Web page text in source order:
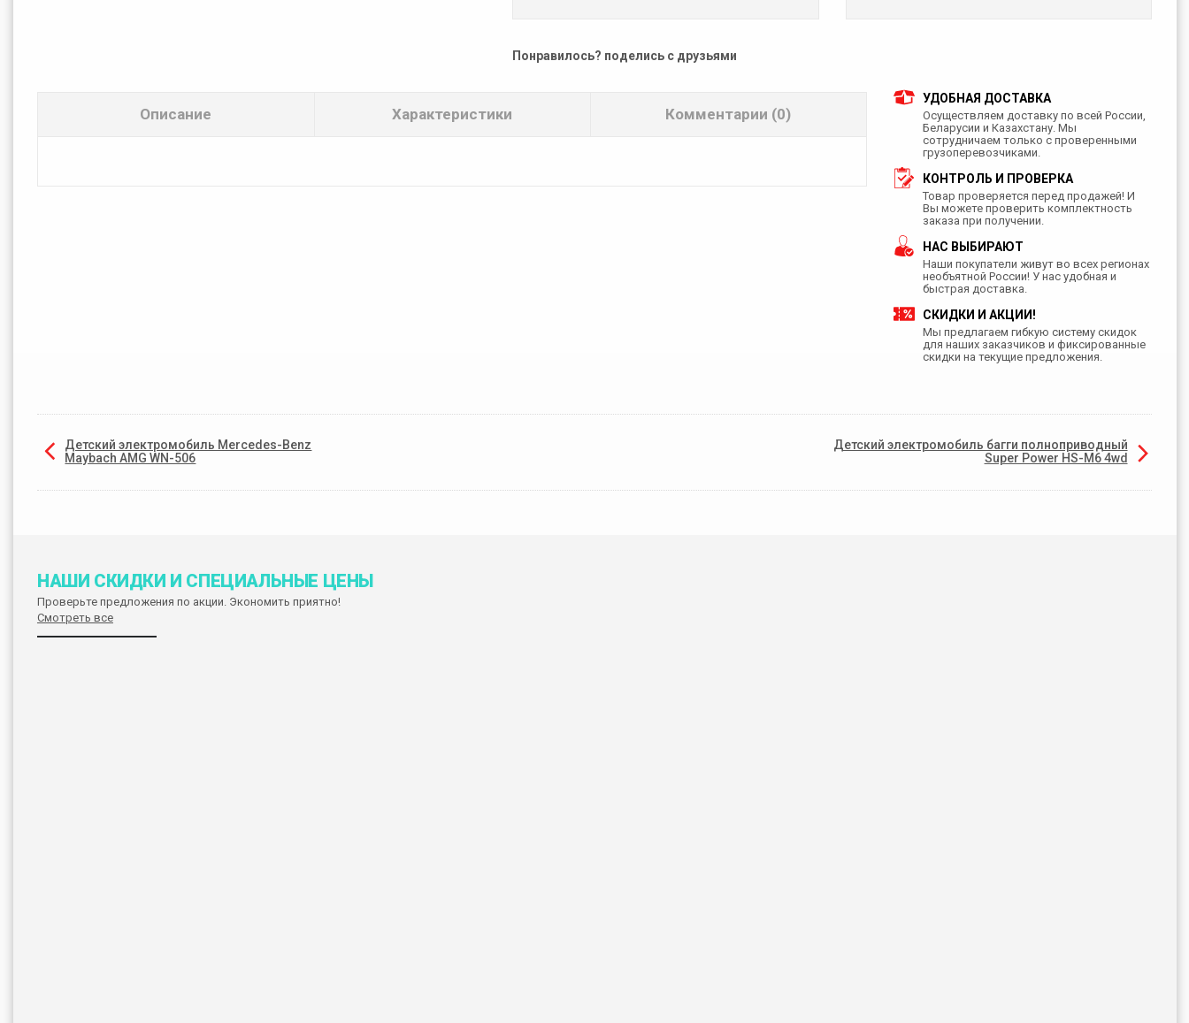
Понравилось? поделись с друзьями
Описание Характеристики Комментарии (0)
УДОБНАЯ ДОСТАВКА
Осуществляем доставку по всей России,
Беларусии и Казахстану. Мы
сотрудничаем только с проверенными
грузоперевозчиками.
КОНТРОЛЬ И ПРОВЕРКА
Товар проверяется перед продажей! И
Вы можете проверить комплектность
заказа при получении.
НАС ВЫБИРАЮТ
Наши покупатели живут во всех регионах
необъятной России! У нас удобная и
быстрая доставка.
СКИДКИ И АКЦИИ!
Мы предлагаем гибкую систему скидок
для наших заказчиков и фиксированные
скидки на текущие предложения.
Детский электромобиль Mercedes-Benz
Maybach AMG WN-506
Детский электромобиль багги полноприводный
Super Power HS-M6 4wd
НАШИ СКИДКИ И СПЕЦИАЛЬНЫЕ ЦЕНЫ
Проверьте предложения по акции. Экономить приятно!
Смотреть все